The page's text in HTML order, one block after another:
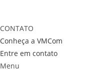
CONTATO
Conheça a VMCom
Entre em contato
Menu